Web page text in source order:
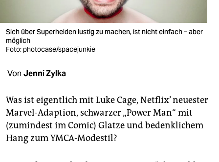
verlag
veranstaltungen
fragen & hilfe
unterstützen
abo
genossenschaft
Sich über Superhelden lustig zu machen, ist nicht einfach – aber
möglich
Foto: photocase/spacejunkie
Von Jenni Zylka
Was ist eigentlich mit Luke Cage, Netflix’ neuester
Marvel-Adaption, schwarzer „Power Man“ mit
(zumindest im Comic) Glatze und bedenklichem
Hang zum YMCA-Modestil?